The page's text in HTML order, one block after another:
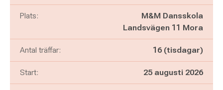
Plats:
M&M Dansskola
Landsvägen 11 Mora
Antal träffar: 16 (tisdagar)
Start: 25 augusti 2026